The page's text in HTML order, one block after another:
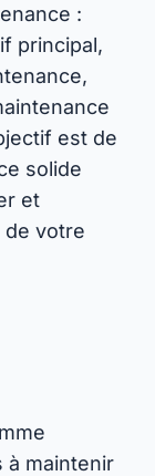
:
principal,
est de
solide
et
de votre
à maintenir